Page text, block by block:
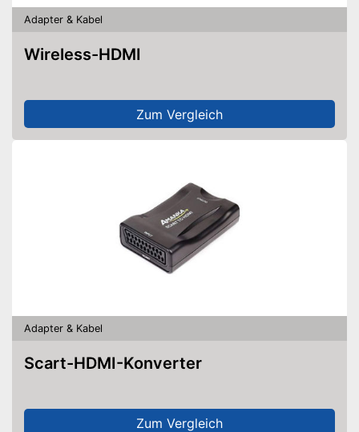
Adapter & Kabel
Wireless-HDMI
Zum Vergleich
Adapter & Kabel
Scart-HDMI-Konverter
Zum Vergleich